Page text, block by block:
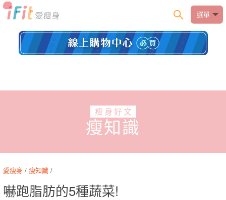
選單
瘦身好文
瘦知識
愛瘦身 / 瘦知識 /
嚇跑脂肪的5種蔬菜!